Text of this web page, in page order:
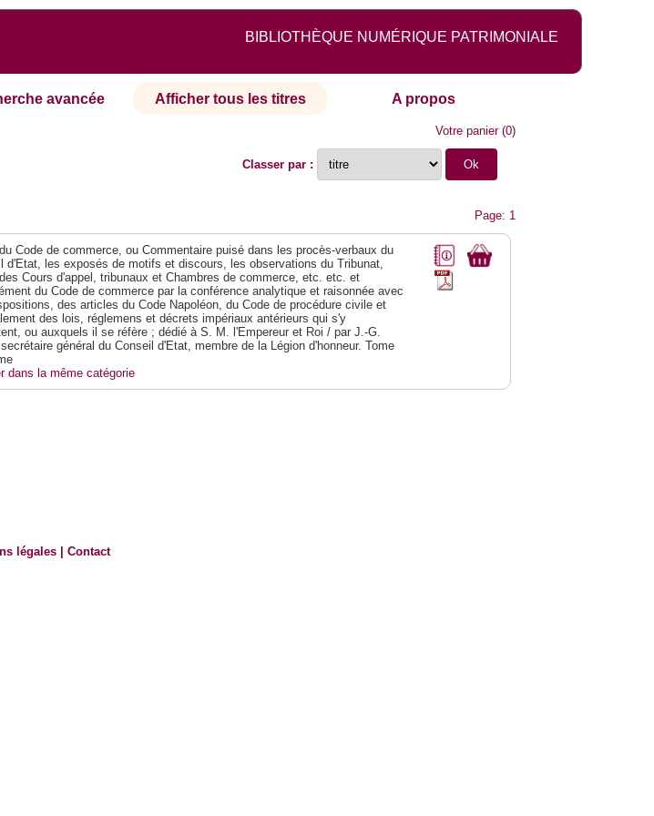
BIBLIOTHÈQUE NUMÉRIQUE PATRIMONIALE
avancée Afficher tous les titres A propos
Votre panier(0)
Classer par :
Page: 1
Code de commerce, ou Commentaire puisé dans les procès-verbaux du
d'Etat, les exposés de motifs et discours, les observations du Tribunat,
Cours d'appel, tribunaux et Chambres de commerce, etc. etc. et
du Code de commerce par la conférence analytique et raisonnée avec
des articles du Code Napoléon, du Code de procédure civile et
des lois, réglemens et décrets impériaux antérieurs qui s'y
ou auxquels il se réfère ; dédié à S. M. l'Empereur et Roi / par J.-G.
général du Conseil d'Etat, membre de la Légion d'honneur. Tome
dans la même catégorie
légales |Contact